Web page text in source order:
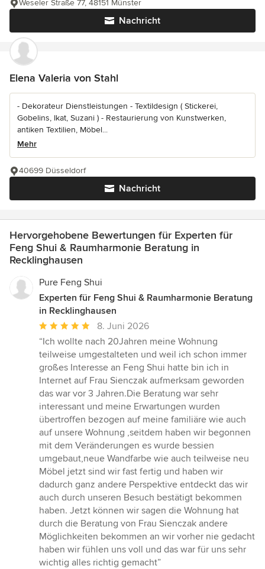
Nachricht
Weseler Straße 77, 48151 Münster
Elena Valeria von Stahl
- Dekorateur Dienstleistungen - Textildesign ( Stickerei,
Gobelins, Ikat, Suzani ) - Restaurierung von Kunstwerken,
antiken Textilien, Möbel...
Mehr
Nachricht
40699 Düsseldorf
Hervorgehobene Bewertungen für Experten für
Feng Shui & Raumharmonie Beratung in
Recklinghausen
Pure Feng Shui
Experten für Feng Shui & Raumharmonie Beratung
in Recklinghausen
Durchschnittliche
Bewertung:
5
von
5
Sternen
8. Juni 2026
“Ich wollte nach 20Jahren meine Wohnung
teilweise umgestalteten und weil ich schon immer
großes Interesse an Feng Shui hatte bin ich in
Internet auf Frau Sienczak aufmerksam geworden
das war vor 3 Jahren.Die Beratung war sehr
interessant und meine Erwartungen wurden
übertroffen bezogen auf meine familiäre wie auch
auf unsere Wohnung ,seitdem haben wir begonnen
mit dem Veränderungen es wurde bessien
umgebaut,neue Wandfarbe wie auch teilweise neu
Möbel jetzt sind wir fast fertig und haben wir
dadurch ganz andere Perspektive entdeckt das wir
auch durch unseren Besuch bestätigt bekommen
haben. Jetzt können wir sagen die Wohnung hat
durch die Beratung von Frau Sienczak andere
Möglichkeiten bekommen an wir vorher nie gedacht
haben wir fühlen uns voll und das war für uns sehr
wichtig alles richtig gemacht”